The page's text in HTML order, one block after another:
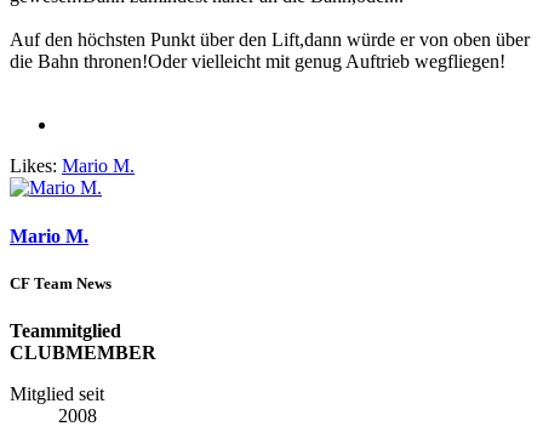
Auf den höchsten Punkt über den Lift,dann würde er von oben über
die Bahn thronen!Oder vielleicht mit genug Auftrieb wegfliegen!
Likes: Mario M.
Mario M.
CF Team News
Teammitglied
CLUBMEMBER
Mitglied seit
2008